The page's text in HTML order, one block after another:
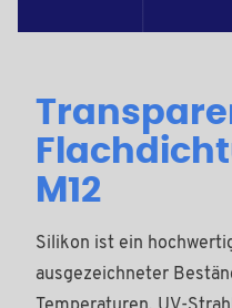
M12
Silikon ist ein
ausgezeichneter